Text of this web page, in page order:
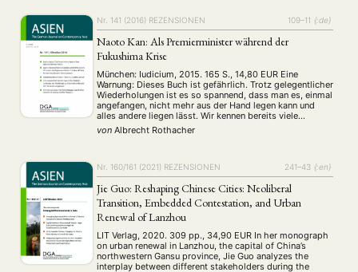
Nr. 141 (2016) REZENSIONEN 109–11 {:de}
Naoto Kan: Als Premierminister während der
Fukushima Krise
München: Iudicium, 2015. 165 S., 14,80 EUR Eine
Warnung: Dieses Buch ist gefährlich. Trotz gelegentlicher
Wiederholungen ist es so spannend, dass man es, einmal
angefangen, nicht mehr aus der Hand legen kann und
alles andere liegen lässt. Wir kennen bereits viele
bewegende Erfahrungsberichte von Betroffenen (u. a.
auch bei Iudicium veröffentlicht) und jede Menge
von Albrecht Rothacher
Nr. 160/161 (2021) REZENSIONEN 241–43 {:en}
Jie Guo: Reshaping Chinese Cities: Neoliberal
Transition, Embedded Contestation, and Urban
Renewal of Lanzhou
LIT Verlag, 2020. 309 pp., 34,90 EUR In her monograph
on urban renewal in Lanzhou, the capital of China’s
northwestern Gansu province, Jie Guo analyzes the
interplay between different stakeholders during the